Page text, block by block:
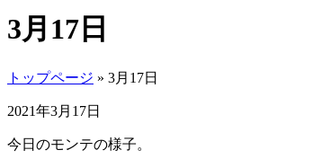
3月17日
トップページ » 3月17日
2021年3月17日
今日のモンテの様子。